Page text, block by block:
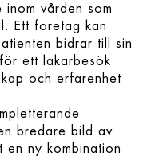
inom vården som
Ett företag kan
bidrar till sin
ett läkarbesök
och erfarenhet
bredare bild av
en ny kombination